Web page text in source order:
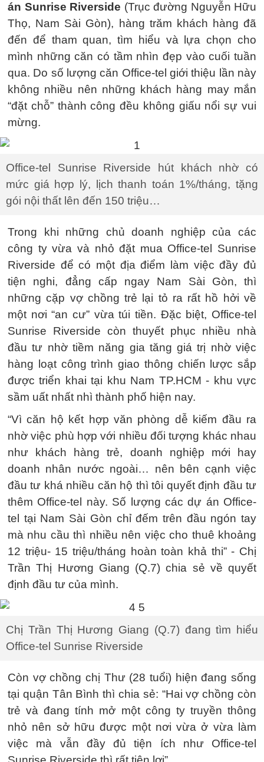
án Sunrise Riverside (Trục đường Nguyễn Hữu
Thọ, Nam Sài Gòn), hàng trăm khách hàng đã
đến để tham quan, tìm hiểu và lựa chọn cho
mình những căn có tầm nhìn đẹp vào cuối tuần
qua. Do số lượng căn Office-tel giới thiệu lần này
không nhiều nên những khách hàng may mắn
“đặt chỗ” thành công đều không giấu nổi sự vui
mừng.
Office-tel Sunrise Riverside hút khách nhờ có
mức giá hợp lý, lịch thanh toán 1%/tháng, tặng
gói nội thất lên đến 150 triệu…
Trong khi những chủ doanh nghiệp của các
công ty vừa và nhỏ đặt mua Office-tel Sunrise
Riverside để có một địa điểm làm việc đầy đủ
tiện nghi, đẳng cấp ngay Nam Sài Gòn, thì
những cặp vợ chồng trẻ lại tỏ ra rất hồ hởi về
một nơi “an cư” vừa túi tiền. Đặc biệt, Office-tel
Sunrise Riverside còn thuyết phục nhiều nhà
đầu tư nhờ tiềm năng gia tăng giá trị nhờ việc
hàng loạt công trình giao thông chiến lược sắp
được triển khai tại khu Nam TP.HCM - khu vực
sầm uất nhất nhì thành phố hiện nay.
“Vì căn hộ kết hợp văn phòng dễ kiếm đầu ra
nhờ việc phù hợp với nhiều đối tượng khác nhau
như khách hàng trẻ, doanh nghiệp mới hay
doanh nhân nước ngoài… nên bên cạnh việc
đầu tư khá nhiều căn hộ thì tôi quyết định đầu tư
thêm Office-tel này. Số lượng các dự án Office-
tel tại Nam Sài Gòn chỉ đếm trên đầu ngón tay
mà nhu cầu thì nhiều nên việc cho thuê khoảng
12 triệu- 15 triệu/tháng hoàn toàn khả thi” - Chị
Trần Thị Hương Giang (Q.7) chia sẻ về quyết
định đầu tư của mình.
Chị Trần Thị Hương Giang (Q.7) đang tìm hiểu
Office-tel Sunrise Riverside
Còn vợ chồng chị Thư (28 tuổi) hiện đang sống
tại quận Tân Bình thì chia sẻ: “Hai vợ chồng còn
trẻ và đang tính mở một công ty truyền thông
nhỏ nên sở hữu được một nơi vừa ở vừa làm
việc mà vẫn đầy đủ tiện ích như Office-tel